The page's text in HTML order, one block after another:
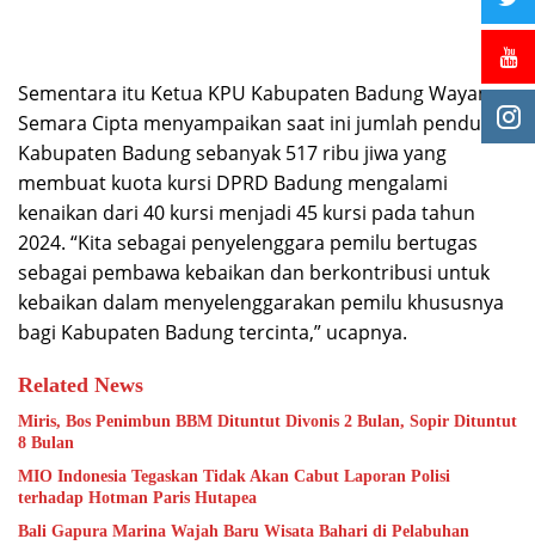
Sementara itu Ketua KPU Kabupaten Badung Wayan
Semara Cipta menyampaikan saat ini jumlah penduduk
Kabupaten Badung sebanyak 517 ribu jiwa yang
membuat kuota kursi DPRD Badung mengalami
kenaikan dari 40 kursi menjadi 45 kursi pada tahun
2024. “Kita sebagai penyelenggara pemilu bertugas
sebagai pembawa kebaikan dan berkontribusi untuk
kebaikan dalam menyelenggarakan pemilu khususnya
bagi Kabupaten Badung tercinta,” ucapnya.
Related News
Miris, Bos Penimbun BBM Dituntut Divonis 2 Bulan, Sopir Dituntut
8 Bulan
MIO Indonesia Tegaskan Tidak Akan Cabut Laporan Polisi
terhadap Hotman Paris Hutapea
Bali Gapura Marina Wajah Baru Wisata Bahari di Pelabuhan